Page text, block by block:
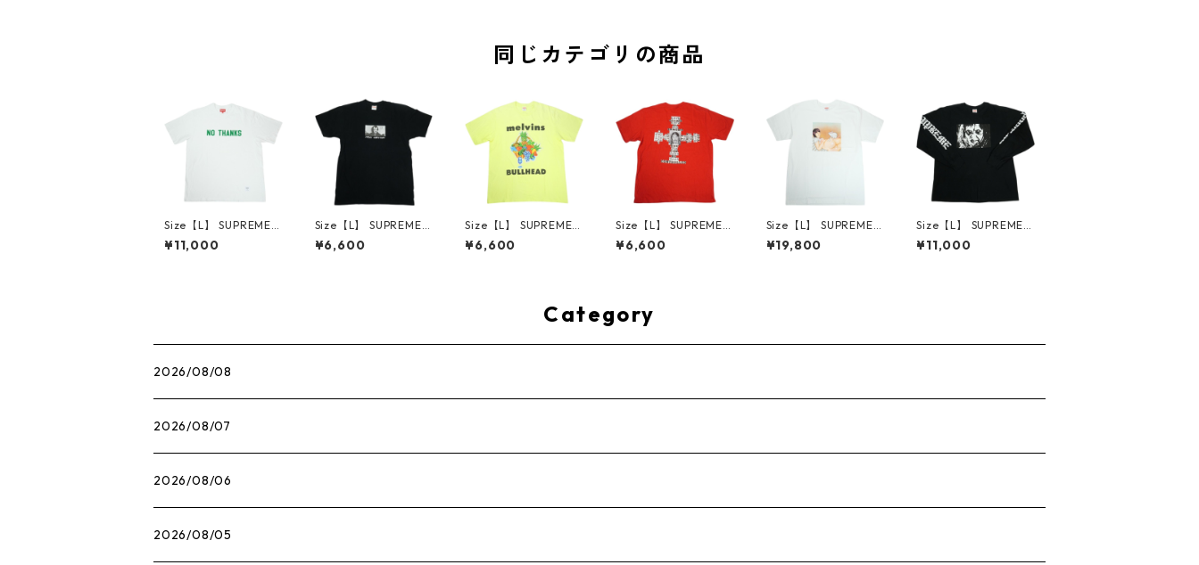
同じカテゴリの商品
Size【L】 SUPREME
シュプリーム 21FW N
o Thanks S/S Top Wh
¥11,000
Size【L】 SUPREME
シュプリーム 15AW M
erry Christmas Tee B
¥6,600
Size【L】 SUPREME
シュプリーム 24SS M
elvins Bullhead Tee F
¥6,600
Size【L】 SUPREME
シュプリーム 25FW D
ash Snow Tee Red T
¥6,600
Size【L】 SUPREME
シュプリーム 25SS Mo
use Tee White Tシャ
¥19,800
Size【L】 SUPREME
シュプリーム ×The Ex
orcist 25FW Mother
¥11,000
Category
2026/08/08
2026/08/07
2026/08/06
2026/08/05